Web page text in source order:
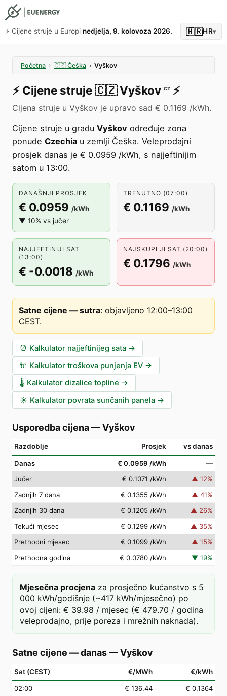
⚡️ Cijene struje u Europi nedjelja, 9. kolovoza 2026. 🇭🇷HR▾
Početna › 🇨🇿 Češka › Vyškov
⚡️ Cijene struje🇨🇿Vyškov CZ ⚡️
Cijena struje u Vyškov je upravo sad € 0.1169 /kWh.
Cijene struje u gradu Vyškov određuje zona
ponude Czechia u zemlji Češka. Veleprodajni
prosjek danas je € 0.0959 /kWh, s najjeftinijim
satom u 13:00.
DANAŠNJI PROSJEK
€ 0.0959 /kWh
▼ 10% vs jučer
TRENUTNO (07:00)
€ 0.1169 /kWh
NAJJEFTINIJI SAT
(13:00)
€ -0.0018 /kWh
NAJSKUPLJI SAT (20:00)
€ 0.1796 /kWh
Satne cijene — sutra: objavljeno 12:00–13:00
CEST.
⏰ Kalkulator najjeftinijeg sata →
🔌 Kalkulator troškova punjenja EV →
🌡️ Kalkulator dizalice topline →
☀️ Kalkulator povrata sunčanih panela →
Usporedba cijena—Vyškov
Razdoblje Prosjek vs danas
Danas € 0.0959 /kWh
—
Jučer
€ 0.1071 /kWh ▲ 12%
Zadnjih 7 dana
€ 0.1355 /kWh ▲ 41%
Zadnjih 30 dana
€ 0.1205 /kWh ▲ 26%
Tekući mjesec
€ 0.1299 /kWh ▲ 35%
Prethodni mjesec
€ 0.1099 /kWh ▲ 15%
Prethodna godina
€ 0.0780 /kWh ▼ 19%
Mjesečna procjena za prosječno kućanstvo s 5
000 kWh/godišnje (~417 kWh/mjesečno) po
ovoj cijeni: € 39.98 / mjesec (€ 479.70 / godina
veleprodajno, prije poreza i mrežnih naknada).
Satne cijene — danas—Vyškov
Sat (CEST) €/MWh €/kWh
02:00 € 136.44
€ 0.1364